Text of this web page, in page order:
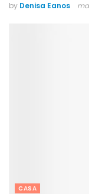
by Denisa Eanos
CASA